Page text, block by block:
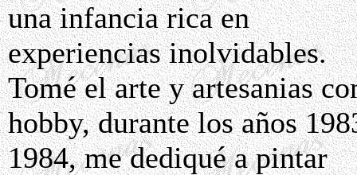
una infancia rica en
experiencias inolvidables.
Tomé el arte y artesanias
hobby, durante los años
1984, me dediqué a pintar